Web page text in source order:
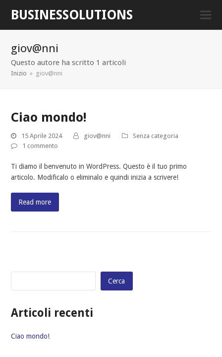
BUSINESSOLUTIONS
giov@nni
Questo autore ha scritto 1 articoli
Inizio » giov@nni
Ciao mondo!
15 Aprile 2024 giov@nni
Senza categoria
1 commento
Ti diamo il benvenuto in WordPress. Questo è il tuo primo
articolo. Modificalo o eliminalo e quindi inizia a scrivere!
Read more
Cerca
Articoli recenti
Ciao mondo!